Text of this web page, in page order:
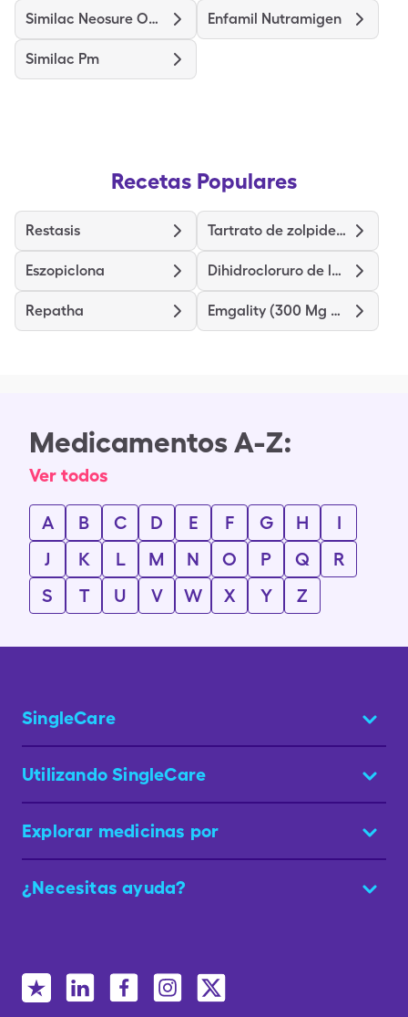
Similac Neosure Optigro Enfamil Nutramigen
Similac Pm
Recetas Populares
Restasis Tartrato de zolpidem
Eszopiclona Dihidrocloruro de levocetirizina
Repatha Emgality (300 Mg Dose)
Medicamentos A-Z:
Ver todos
A B C D E F G H
I
J
K L M N O P Q
R
S
T U V W X Y Z
SingleCare
Utilizando SingleCare
Explorar medicinas por
¿Necesitas ayuda?